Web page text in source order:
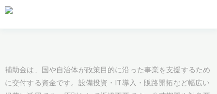
補助金は、国や自治体が政策目的に沿った事業を支援するため
に交付する資金です。設備投資・IT導入・販路開拓など幅広い